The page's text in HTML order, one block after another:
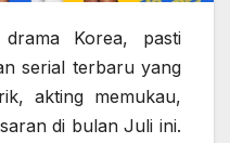
Korea, pasti
serial terbaru yang
akting memukau,
di bulan Juli ini.